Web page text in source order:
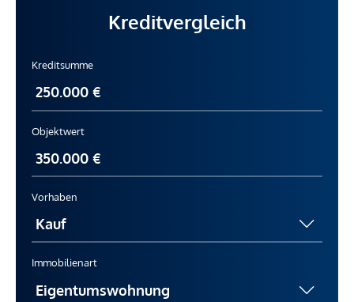
Kreditvergleich
Kreditsumme
Objektwert
Vorhaben
Immobilienart